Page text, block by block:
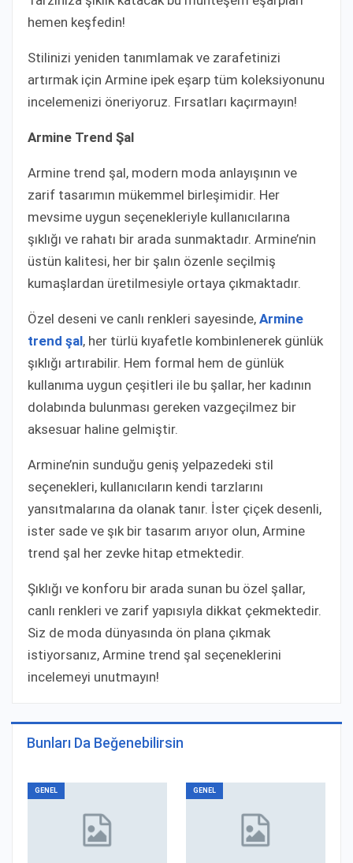
hemen keşfedin!
Stilinizi yeniden tanımlamak ve zarafetinizi
artırmak için Armine ipek eşarp tüm koleksiyonunu
incelemenizi öneriyoruz. Fırsatları kaçırmayın!
Armine Trend Şal
Armine trend şal, modern moda anlayışının ve
zarif tasarımın mükemmel birleşimidir. Her
mevsime uygun seçenekleriyle kullanıcılarına
şıklığı ve rahatı bir arada sunmaktadır. Armine’nin
üstün kalitesi, her bir şalın özenle seçilmiş
kumaşlardan üretilmesiyle ortaya çıkmaktadır.
Özel deseni ve canlı renkleri sayesinde, Armine
trend şal, her türlü kıyafetle kombinlenerek günlük
şıklığı artırabilir. Hem formal hem de günlük
kullanıma uygun çeşitleri ile bu şallar, her kadının
dolabında bulunması gereken vazgeçilmez bir
aksesuar haline gelmiştir.
Armine’nin sunduğu geniş yelpazedeki stil
seçenekleri, kullanıcıların kendi tarzlarını
yansıtmalarına da olanak tanır. İster çiçek desenli,
ister sade ve şık bir tasarım arıyor olun, Armine
trend şal her zevke hitap etmektedir.
Şıklığı ve konforu bir arada sunan bu özel şallar,
canlı renkleri ve zarif yapısıyla dikkat çekmektedir.
Siz de moda dünyasında ön plana çıkmak
istiyorsanız, Armine trend şal seçeneklerini
incelemeyi unutmayın!
Bunları Da Beğenebilirsin
GENEL GENEL